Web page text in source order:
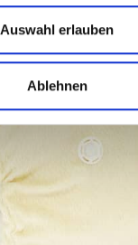
Auswahl erlauben
Ablehnen